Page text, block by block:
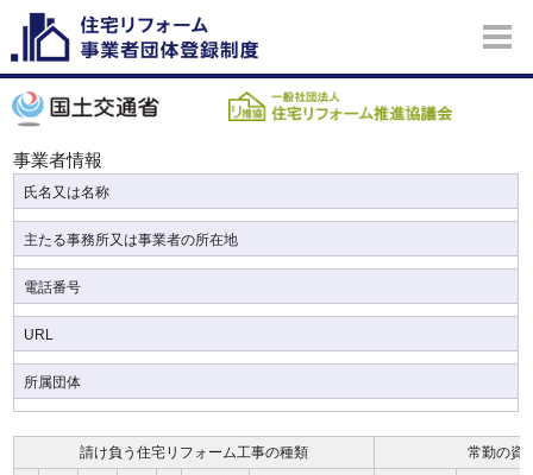
事業者情報
氏名又は名称
主たる事務所又は事業者の所在地
電話番号
URL
所属団体
請け負う住宅リフォーム工事の種類 常勤の資